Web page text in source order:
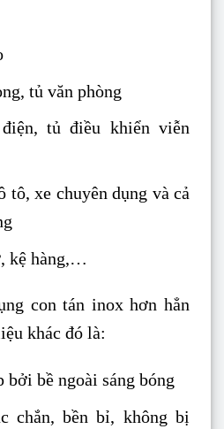
tủ văn phòng
tủ điều khiển viễn
tô, xe chuyên dụng và cả
kệ hàng,…
con tán inox hơn hẳn
khác đó là:
bởi bề ngoài sáng bóng
chắn, bền bỉ, không bị